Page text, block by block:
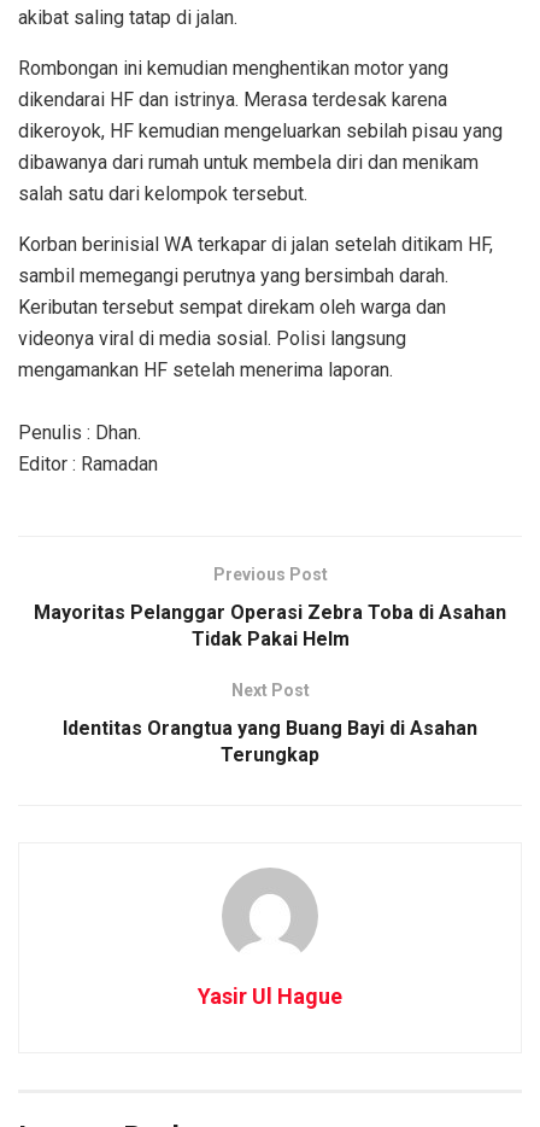
akibat saling tatap di jalan.
Rombongan ini kemudian menghentikan motor yang
dikendarai HF dan istrinya. Merasa terdesak karena
dikeroyok, HF kemudian mengeluarkan sebilah pisau yang
dibawanya dari rumah untuk membela diri dan menikam
salah satu dari kelompok tersebut.
Korban berinisial WA terkapar di jalan setelah ditikam HF,
sambil memegangi perutnya yang bersimbah darah.
Keributan tersebut sempat direkam oleh warga dan
videonya viral di media sosial. Polisi langsung
mengamankan HF setelah menerima laporan.
Penulis : Dhan.
Editor : Ramadan
Previous Post
Mayoritas Pelanggar Operasi Zebra Toba di Asahan
Tidak Pakai Helm
Next Post
Identitas Orangtua yang Buang Bayi di Asahan
Terungkap
Yasir Ul Hague